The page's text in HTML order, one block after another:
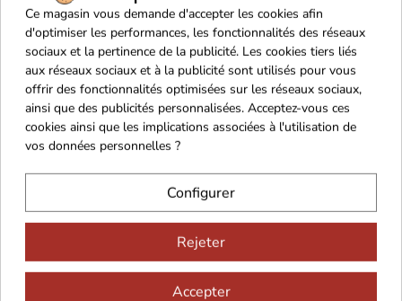
aussi bien à l’apéritif qu’en accompagnement de
poissons, fruits de mer ou plats raffinés.
Une cuvée lumineuse, idéale pour sublimer une
table ou enrichir une cave de connaisseur.
Ce magasin vous demande d'accepter les cookies afin
d'optimiser les performances, les fonctionnalités des réseaux
sociaux et la pertinence de la publicité. Les cookies tiers liés
aux réseaux sociaux et à la publicité sont utilisés pour vous
offrir des fonctionnalités optimisées sur les réseaux sociaux,
ainsi que des publicités personnalisées. Acceptez-vous ces
cookies ainsi que les implications associées à l'utilisation de
vos données personnelles ?
Configurer
Rejeter
Accepter